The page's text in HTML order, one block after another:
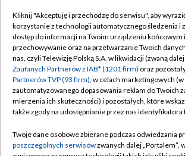
TVP
Abonament TVP
Emisja w TVP
Centrum informacji TVP
Naziemna Telewizja Cyfrowa
Rada Programowa
Regulamin TVP
Polityka prywatności
Moje zgody
Pomoc
Kontakt
Kliknij "Akceptuję i przechodzę do serwisu", aby
korzystanie z technologii automatycznego śledzenia i
dostęp do informacji na Twoim urządzeniu końcowym
przechowywanie oraz na przetwarzanie Twoich
nas, czyli Telewizję Polską S.A. w likwidacji (zwaną
Zaufanych Partnerów z IAB* (1201 firm) oraz
Partnerów TVP (93 firm), w celach marketingowych
zautomatyzowanego dopasowania reklam do Twoich
mierzenia ich skuteczności) i pozostałych, które
także zgody na udostępnianie przez nas identyfikatora
Twoje dane osobowe zbierane podczas odwiedzania
poszczególnych serwisówzwanych dalej „Portalem”,